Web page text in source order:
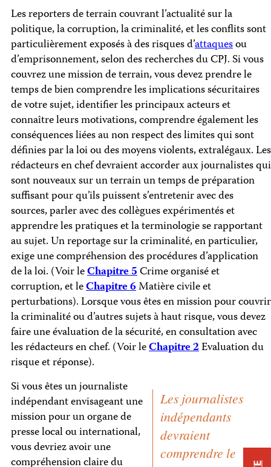
Les reporters de terrain couvrant l’actualité sur la
politique, la corruption, la criminalité, et les conflits sont
particulièrement exposés à des risques d’attaquesou
d’emprisonnement, selon des recherches du CPJ. Si vous
couvrez une mission de terrain, vous devez prendre le
temps de bien comprendre les implications sécuritaires
de votre sujet, identifier les principaux acteurs et
connaître leurs motivations, comprendre également les
conséquences liées au non respect des limites qui sont
définies par la loi ou des moyens violents, extralégaux. Les
rédacteurs en chef devraient accorder aux journalistes qui
sont nouveaux sur un terrain un temps de préparation
suffisant pour qu’ils puissent s’entretenir avec des
sources, parler avec des collègues expérimentés et
apprendre les pratiques et la terminologie se rapportant
au sujet. Un reportage sur la criminalité, en particulier,
exige une compréhension des procédures d’application
de la loi. (Voir leChapitre 5Crime organisé et
corruption, et leChapitre 6Matière civile et
perturbations). Lorsque vous êtes en mission pour couvrir
la criminalité ou d’autres sujets à haut risque, vous devez
faire une évaluation de la sécurité, en consultation avec
les rédacteurs en chef. (Voir leChapitre 2Evaluation du
risque et réponse).
Les journalistes
indépendants
devraient
comprendre le
Si vous êtes un journaliste
indépendant envisageant une
mission pour un organe de
presse local ou international,
vous devriez avoir une
compréhension claire du